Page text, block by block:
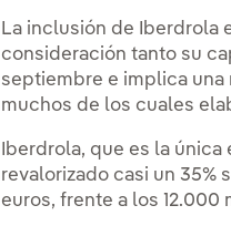
La inclusión de Iberdrola
consideración tanto su
septiembre e implica una
muchos de los cuales
Iberdrola, que es la única
revalorizado casi un 35%
euros, frente a los 12.000